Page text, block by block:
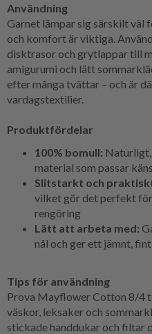
Användning
Garnet lämpar sig särskilt väl
och komfort är viktiga.
disktrasor och grytlappar till
amigurumi och lätt
efter många tvättar – och är
vardagstextilier.
Produktfördelar
100% bomull:
material som passar
Slitstarkt och
vilket gör det perfekt
rengöring
Lätt att arbeta med:
nål och ger ett jämnt,
Tips för användning
Prova Mayflower Cotton 8/4
väskor, leksaker och
stickade handdukar och filtar